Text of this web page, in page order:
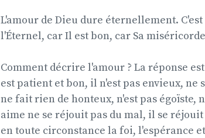
L'amour de Dieu dure éternellement. C'est
l'Éternel, car Il est bon, car Sa
Comment décrire l'amour ? La réponse
est patient et bon, il n'est pas envieux, ne
ne fait rien de honteux, n'est pas égoïste,
aime ne se réjouit pas du mal, il se
en toute circonstance la foi, l'espérance